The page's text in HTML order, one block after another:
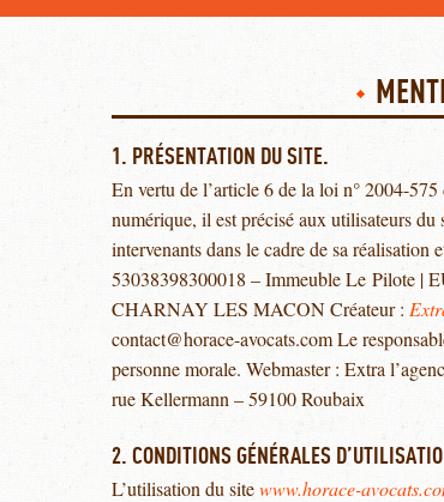
1. PRÉSENTATION DU SITE.
En vertu de l’article 6 de la loi n° 2004-
numérique, il est précisé aux utilisateurs du
intervenants dans le cadre de sa
53038398300018 – Immeuble Le Pilote |
CHARNAY LES MACON Créateur :
contact@horace-avocats.com Le
personne morale. Webmaster : Extra
rue Kellermann – 59100 Roubaix
2. CONDITIONS GÉNÉRALES
L’utilisation du sitewww.horace-